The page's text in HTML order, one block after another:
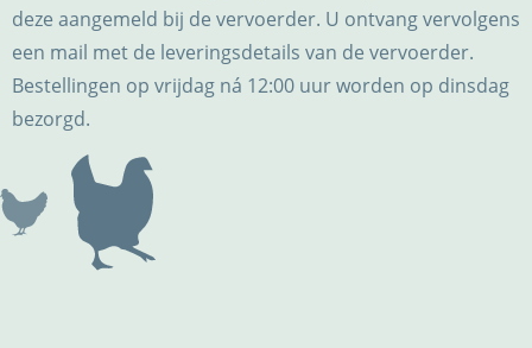
deze aangemeld bij de vervoerder. U ontvang vervolgens
een mail met de leveringsdetails van de vervoerder.
Bestellingen op vrijdag ná 12:00 uur worden op dinsdag
bezorgd.